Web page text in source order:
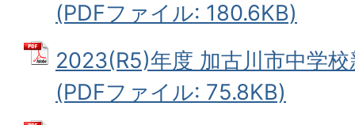
(PDFファイル: 180.6KB)
2023(R5)年度 加古川市中学
(PDFファイル: 75.8KB)